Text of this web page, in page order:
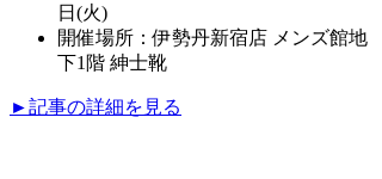
日(火)
開催場所：伊勢丹新宿店 メンズ館地
下1階 紳士靴
►記事の詳細を見る